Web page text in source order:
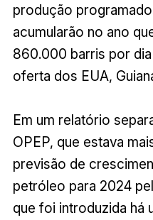
produção
acumularão no ano
860.000 barris por
oferta dos EUA,
Em um relatório
OPEP, que estava
previsão de
petróleo para 2024
que foi introduzida há